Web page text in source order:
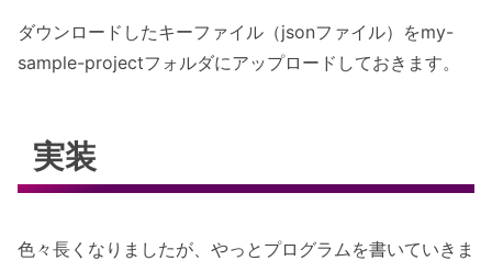
ダウンロードしたキーファイル（jsonファイル）をmy-
sample-projectフォルダにアップロードしておきます。
実装
色々長くなりましたが、やっとプログラムを書いていきま